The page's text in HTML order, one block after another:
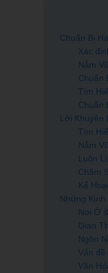
Chuẩn Bị
Xác
Nắm
Chuẩn
Tìm
Chuẩn
Lời Khuyên
Tìm
Nắm
Luôn
Chăm
Kế
Những
Nơi Ở
Giao
Ngôn
Vấn đề
Văn